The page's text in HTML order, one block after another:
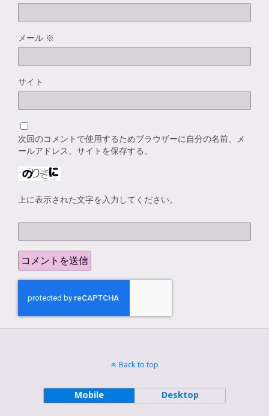
メール ※
サイト
次回のコメントで使用するためブラウザーに自分の名前、メ
ールアドレス、サイトを保存する。
上に表示された文字を入力してください。
Back to top
Mobile Desktop